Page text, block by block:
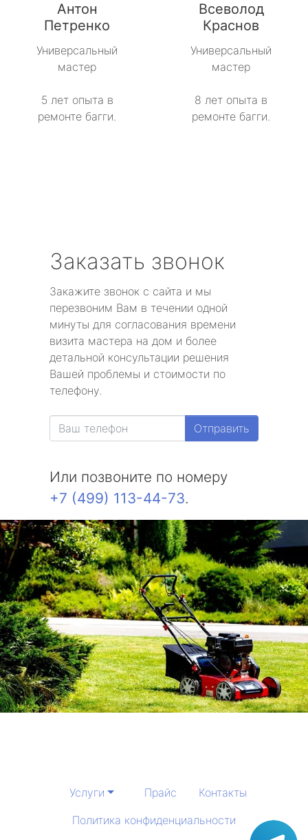
Антон
Петренко
Универсальный
мастер
5 лет опыта в
ремонте багги.
Всеволод
Краснов
Универсальный
мастер
8 лет опыта в
ремонте багги.
Заказать звонок
Закажите звонок с сайта и мы
перезвоним Вам в течении одной
минуты для согласования времени
визита мастера на дом и более
детальной консультации решения
Вашей проблемы и стоимости по
телефону.
Отправить
Или позвоните по номеру
+7 (499) 113-44-73.
Услуги Прайс
Контакты
Политика конфиденциальности